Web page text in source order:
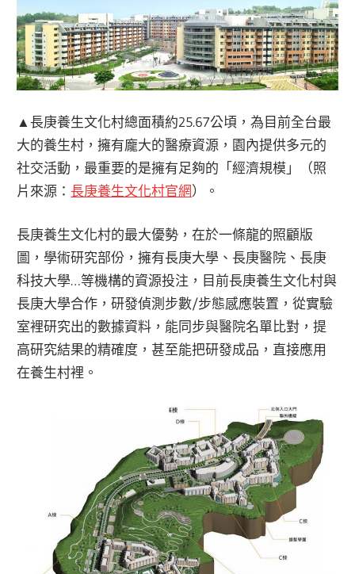
▲長庚養生文化村總面積約25.67公頃，為目前全台最
大的養生村，擁有龐大的醫療資源，園內提供多元的
社交活動，最重要的是擁有足夠的「經濟規模」（照
片來源： 長庚養生文化村官網）。
長庚養生文化村的最大優勢，在於一條龍的照顧版
圖，學術研究部份，擁有長庚大學、長庚醫院、長庚
科技大學…等機構的資源投注，目前長庚養生文化村與
長庚大學合作，研發偵測步數/步態感應裝置，從實驗
室裡研究出的數據資料，能同步與醫院名單比對，提
高研究結果的精確度，甚至能把研發成品，直接應用
在養生村裡。